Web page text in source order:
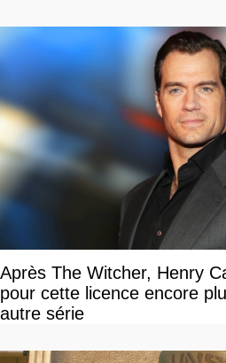
Après The Witcher, Henry
pour cette licence encore
autre série